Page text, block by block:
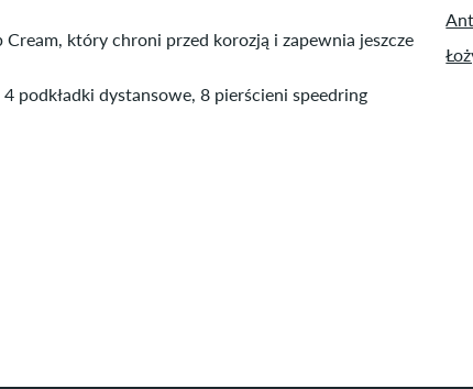
który chroni przed korozją i zapewnia jeszcze
podkładki dystansowe, 8 pierścieni speedring